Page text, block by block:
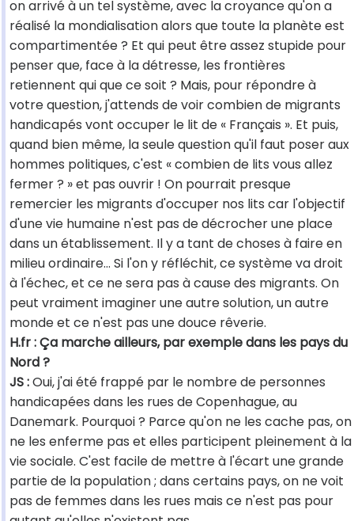
on arrivé à un tel système, avec la croyance qu'on a
réalisé la mondialisation alors que toute la planète est
compartimentée ? Et qui peut être assez stupide pour
penser que, face à la détresse, les frontières
retiennent qui que ce soit ? Mais, pour répondre à
votre question, j'attends de voir combien de migrants
handicapés vont occuper le lit de « Français ». Et puis,
quand bien même, la seule question qu'il faut poser aux
hommes politiques, c'est « combien de lits vous allez
fermer ? » et pas ouvrir ! On pourrait presque
remercier les migrants d'occuper nos lits car l'objectif
d'une vie humaine n'est pas de décrocher une place
dans un établissement. Il y a tant de choses à faire en
milieu ordinaire… Si l'on y réfléchit, ce système va droit
à l'échec, et ce ne sera pas à cause des migrants. On
peut vraiment imaginer une autre solution, un autre
monde et ce n'est pas une douce rêverie.
H.fr : Ça marche ailleurs, par exemple dans les pays du
Nord ?
JS :Oui, j'ai été frappé par le nombre de personnes
handicapées dans les rues de Copenhague, au
Danemark. Pourquoi ? Parce qu'on ne les cache pas, on
ne les enferme pas et elles participent pleinement à la
vie sociale. C'est facile de mettre à l'écart une grande
partie de la population ; dans certains pays, on ne voit
pas de femmes dans les rues mais ce n'est pas pour